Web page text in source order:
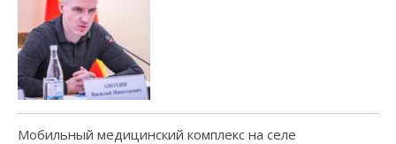
Мобильный медицинский комплекс на селе